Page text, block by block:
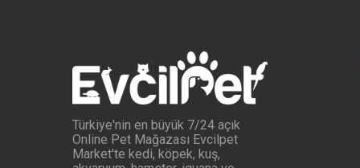
Türkiye'nin en büyük 7/24 açık
Online Pet Mağazası Evcilpet
Market'te kedi, köpek, kuş,